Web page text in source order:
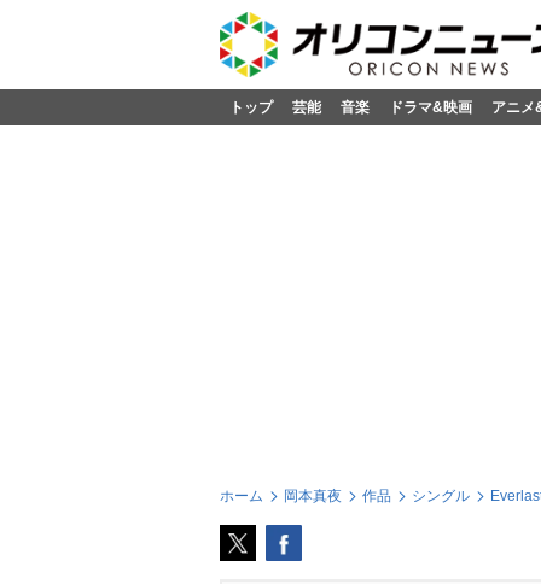
トップ 芸能 音楽 ドラマ&映画 アニメ
ホーム 岡本真夜 作品 シングル